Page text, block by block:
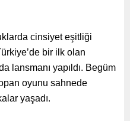
cinsiyet eşitliği
bir ilk olan
lansmanı yapıldı. Begüm
oyunu sahnede
yaşadı.